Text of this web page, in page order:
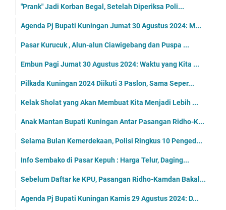
"Prank" Jadi Korban Begal, Setelah Diperiksa Poli...
Agenda Pj Bupati Kuningan Jumat 30 Agustus 2024: M...
Pasar Kurucuk , Alun-alun Ciawigebang dan Puspa ...
Embun Pagi Jumat 30 Agustus 2024: Waktu yang Kita ...
Pilkada Kuningan 2024 Diikuti 3 Paslon, Sama Seper...
Kelak Sholat yang Akan Membuat Kita Menjadi Lebih ...
Anak Mantan Bupati Kuningan Antar Pasangan Ridho-K...
Selama Bulan Kemerdekaan, Polisi Ringkus 10 Penged...
Info Sembako di Pasar Kepuh : Harga Telur, Daging...
Sebelum Daftar ke KPU, Pasangan Ridho-Kamdan Bakal...
Agenda Pj Bupati Kuningan Kamis 29 Agustus 2024: D...